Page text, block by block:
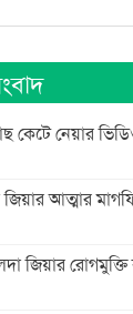
কেটে নেয়ার
আত্মার
জিয়ার